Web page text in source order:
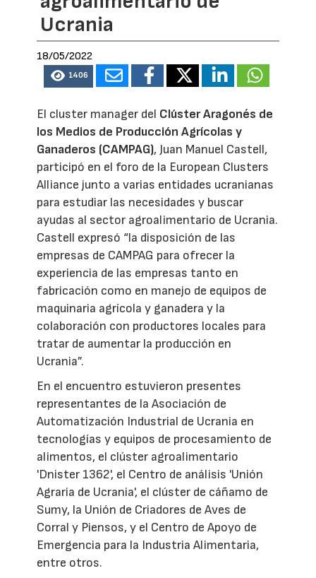
Ucrania
18/05/2022
1406
El cluster manager del Clúster Aragonés de
los Medios de Producción Agrícolas y
Ganaderos (CAMPAG), Juan Manuel Castell,
participó en el foro de la European Clusters
Alliance junto a varias entidades ucranianas
para estudiar las necesidades y buscar
ayudas al sector agroalimentario de Ucrania.
Castell expresó “la disposición de las
empresas de CAMPAG para ofrecer la
experiencia de las empresas tanto en
fabricación como en manejo de equipos de
maquinaria agrícola y ganadera y la
colaboración con productores locales para
tratar de aumentar la producción en
Ucrania”.
En el encuentro estuvieron presentes
representantes de la Asociación de
Automatización Industrial de Ucrania en
tecnologías y equipos de procesamiento de
alimentos, el clúster agroalimentario
'Dnister 1362', el Centro de análisis 'Unión
Agraria de Ucrania', el clúster de cáñamo de
Sumy, la Unión de Criadores de Aves de
Corral y Piensos, y el Centro de Apoyo de
Emergencia para la Industria Alimentaria,
entre otros.